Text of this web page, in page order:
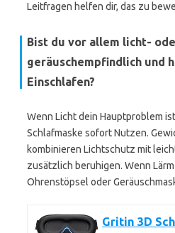
Leitfragen helfen dir, das zu
Bist du vor allem licht-
geräuschempfindlich und
Einschlafen?
Wenn Licht dein Hauptproblem
Schlafmaske sofort Nutzen.
kombinieren Lichtschutz mit
zusätzlich beruhigen. Wenn
Ohrenstöpsel oder
Gritin 3D